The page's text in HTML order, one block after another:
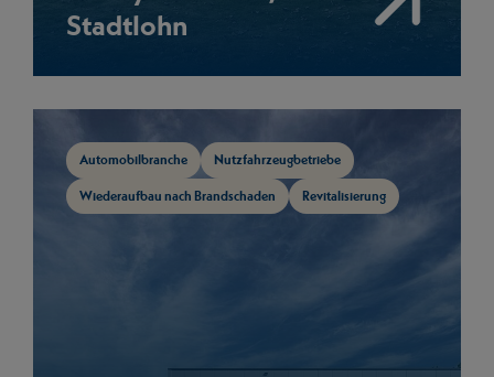
Stadtlohn
Automobilbranche Nutzfahrzeugbetriebe
Wiederaufbau nach Brandschaden Revitalisierung
Mehr anzeigen